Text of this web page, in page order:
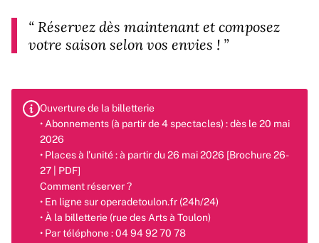
“ Réservez dès maintenant et composez
votre saison selon vos envies ! ”
Ouverture de la billetterie
• Abonnements (à partir de 4 spectacles) : dès le 20 mai
2026
• Places à l’unité : à partir du 26 mai 2026 [Brochure 26-
27 | PDF]
Comment réserver ?
• En ligne sur operadetoulon.fr (24h/24)
• À la billetterie (rue des Arts à Toulon)
• Par téléphone : 04 94 92 70 78